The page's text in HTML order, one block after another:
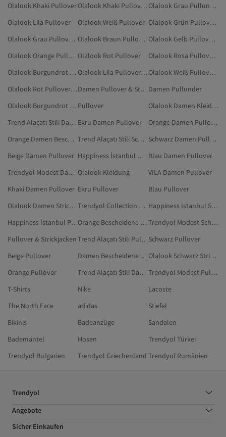
Olalook Khaki Pullover
Olalook Khaki Pullover & Strickjacken
Olalook Grau Pullunder
Olalook Lila Pullover
Olalook Weiß Pullover
Olalook Grün Pullover & Strickjacken
Olalook Grau Pullover & Strickjacken
Olalook Braun Pullover & Strickjacken
Olalook Gelb Pullover & Strickjacken
Olalook Orange Pullover & Strickjacken Olalook Rot Pullover
Olalook Rosa Pullover & Strickjacken
Olalook Burgundrot Pullover
Olalook Lila Pullover & Strickjacken
Olalook Weiß Pullover & Strickjacken
Olalook Rot Pullover & Strickjacken
Damen Pullover & Strickjacken Damen Pullunder
Olalook Burgundrot Pullover & Strickjacken Pullover
Olalook Damen Kleidung
Trend Alaçatı Stili Damen Pullover Ekru Damen Pullover
Orange Damen Pullover
Orange Damen Bescheidene Pullover
Trend Alaçatı Stili Schwarz Pullover
Schwarz Damen Pullover
Beige Damen Pullover
Happiness İstanbul Damen Pullover
Blau Damen Pullover
Trendyol Modest Damen Pullover Olalook Kleidung
VILA Damen Pullover
Khaki Damen Pullover Ekru Pullover
Blau Pullover
Olalook Damen Strickjacken
Trendyol Collection Damen Pullover
Happiness İstanbul Schwarz Pullover
Happiness İstanbul Pullover
Orange Bescheidene Pullover
Trendyol Modest Schwarz Pullover
Pullover & Strickjacken
Trend Alaçatı Stili PulloverSchwarz Pullover
Beige Pullover
Damen Bescheidene Pullover
Olalook Schwarz Strickjacken
Orange Pullover
Trend Alaçatı Stili Damen Pullover & Strickjacken
Trendyol Modest Pullover
T-Shirts
Nike
Lacoste
The North Face
adidas
Stiefel
Bikinis
Badeanzüge
Sandalen
Bademäntel
Hosen
Trendyol Türkei
Trendyol Bulgarien
Trendyol Griechenland Trendyol Rumänien
Trendyol
Angebote
Sicher Einkaufen